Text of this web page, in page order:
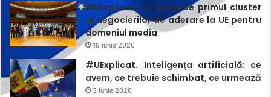
#UExplicat. Ce prevede primul cluster
al negocierilor de aderare la UE pentru
domeniul media
19 iunie 2026
#UExplicat. Inteligența artificială: ce
avem, ce trebuie schimbat, ce urmează
3 iunie 2026